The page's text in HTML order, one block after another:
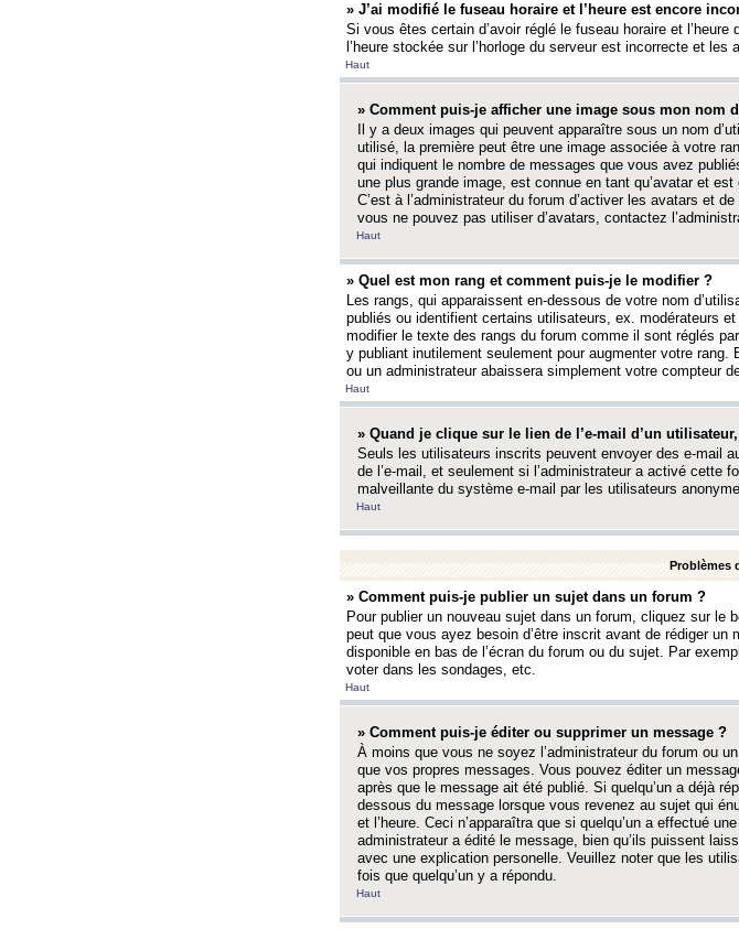
» J’ai modifié le fuseau horaire et l’heure est encore
Si vous êtes certain d’avoir réglé le fuseau horaire et
l’heure stockée sur l’horloge du serveur est incorrecte et les
Haut
» Comment puis-je afficher une image sous mon nom
Il y a deux images qui peuvent apparaître sous un nom
utilisé, la première peut être une image associée à votre
qui indiquent le nombre de messages que vous avez
une plus grande image, est connue en tant qu’avatar et
C’est à l’administrateur du forum d’activer les avatars et
vous ne pouvez pas utiliser d’avatars, contactez
Haut
» Quel est mon rang et comment puis-je le modifier ?
Les rangs, qui apparaissent en-dessous de votre nom
publiés ou identifient certains utilisateurs, ex. modérateurs
modifier le texte des rangs du forum comme il sont réglés
y publiant inutilement seulement pour augmenter votre
ou un administrateur abaissera simplement votre compteur
Haut
» Quand je clique sur le lien de l’e-mail d’un
Seuls les utilisateurs inscrits peuvent envoyer des e-mail
de l’e-mail, et seulement si l’administrateur a activé cette
malveillante du système e-mail par les utilisateurs
Haut
Problèmes
» Comment puis-je publier un sujet dans un forum ?
Pour publier un nouveau sujet dans un forum, cliquez sur le
peut que vous ayez besoin d’être inscrit avant de rédiger
disponible en bas de l’écran du forum ou du sujet. Par
voter dans les sondages, etc.
Haut
» Comment puis-je éditer ou supprimer un message ?
À moins que vous ne soyez l’administrateur du forum ou
que vos propres messages. Vous pouvez éditer un
après que le message ait été publié. Si quelqu’un a déjà
dessous du message lorsque vous revenez au sujet qui
et l’heure. Ceci n’apparaîtra que si quelqu’un a effectué
administrateur a édité le message, bien qu’ils puissent
avec une explication personelle. Veuillez noter que les
fois que quelqu’un y a répondu.
Haut